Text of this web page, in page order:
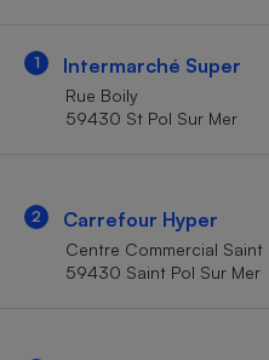
1 Intermarché Super
Rue Boily
59430 St Pol Sur Mer
2 Carrefour Hyper
Centre Commercial Saint
59430 Saint Pol Sur Mer